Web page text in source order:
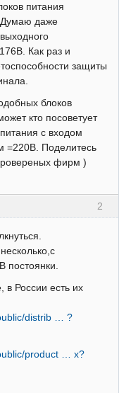
питания
даже
Как раз и
защиты
блоков
кто посоветует
с входом
=220В. Поделитесь
фирм )
2
постоянки.
в России есть их
distrib … ?
product … x?